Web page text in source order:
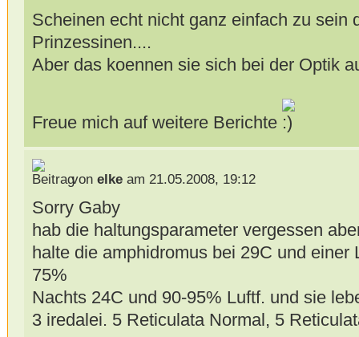
Scheinen echt nicht ganz einfach zu sein
Prinzessinen....
Aber das koennen sie sich bei der Optik
Freue mich auf weitere Berichte
von elkeam 21.05.2008, 19:12
Sorry Gaby
hab die haltungsparameter vergessen
halte die amphidromus bei 29C und einer
75%
Nachts 24C und 90-95% Luftf. und sie
3 iredalei. 5 Reticulata Normal, 5